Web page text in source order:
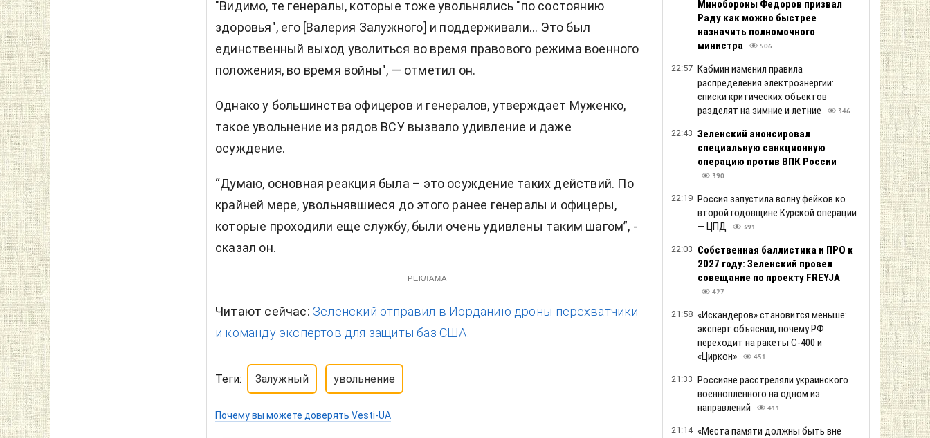
"Видимо, те генералы, которые тоже увольнялись "по состоянию
здоровья", его [Валерия Залужного] и поддерживали... Это был
единственный выход уволиться во время правового режима военного
положения, во время войны", — отметил он.
Однако у большинства офицеров и генералов, утверждает Муженко,
такое увольнение из рядов ВСУ вызвало удивление и даже
осуждение.
“Думаю, основная реакция была – это осуждение таких действий. По
крайней мере, увольнявшиеся до этого ранее генералы и офицеры,
которые проходили еще службу, были очень удивлены таким шагом”, -
сказал он.
РЕКЛАМА
Читают сейчас: Зеленский отправил в Иорданию дроны-перехватчики
и команду экспертов для защиты баз США.
Теги: Залужный увольнение
Почему вы можете доверять Vesti-UA
Минобороны Федоров призвал
Раду как можно быстрее
назначить полномочного
министра
506
22:57 Кабмин изменил правила
распределения электроэнергии:
списки критических объектов
разделят на зимние и летние
346
22:43 Зеленский анонсировал
специальную санкционную
операцию против ВПК России
390
22:19 Россия запустила волну фейков ко
второй годовщине Курской операции
— ЦПД
391
22:03 Собственная баллистика и ПРО к
2027 году: Зеленский провел
совещание по проекту FREYJA
427
21:58 «Искандеров» становится меньше:
эксперт объяснил, почему РФ
переходит на ракеты С-400 и
«Циркон»
451
21:33 Россияне расстреляли украинского
военнопленного на одном из
направлений
411
21:14 «Места памяти должны быть вне